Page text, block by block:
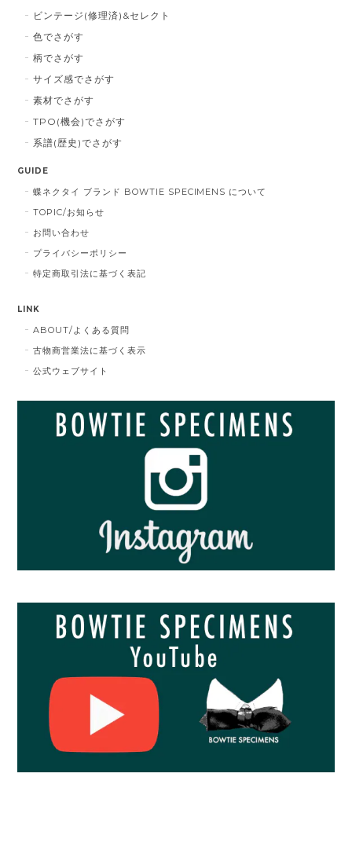
ビンテージ(修理済)&セレクト
色でさがす
柄でさがす
サイズ感でさがす
素材でさがす
TPO(機会)でさがす
系譜(歴史)でさがす
GUIDE
蝶ネクタイ ブランド BOWTIE SPECIMENS について
TOPIC/お知らせ
お問い合わせ
プライバシーポリシー
特定商取引法に基づく表記
LINK
ABOUT/よくある質問
古物商営業法に基づく表示
公式ウェブサイト